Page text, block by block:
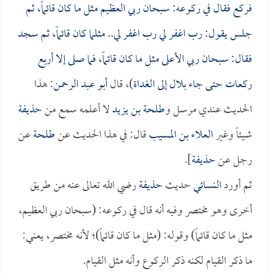
فركع فقال في ركوعه: سبحان ربي العظيم مثل ما كان قائماً، ثم
جلس يقول: رب اغفر لي رب اغفر لي.. مثلما كان قائماً، ثم سجد
فقال: سبحان ربي الأعلى مثل ما كان قائماً، فما صلى إلا أربع
ركعات حتى جاءبلالإلى الغداة)، قالأبو عبد الرحمن: هذا
الحديث عندي مرسل وطلحة بن يزيدلا أعلمه سمع منحذيفة
شيئاً وغيرالعلاء بن المسيبقال: في هذا الحديث عنطلحةعن
رجل عنحذيفة].
ثم أوردالنسائيحديثحذيفةرضي الله تعالى عنه من طريق
أخرى وهو مختصر وفيه أنه قال في ركوعه: (سبحان ربي العظيم،
مثل ما كان قائماً) وقوله: (مثل ما كان قائماً)؛ لأنه مختصر، يعني:
ما ذكر القيام لكنه ذكر الركوع وأنه مثل القيام.